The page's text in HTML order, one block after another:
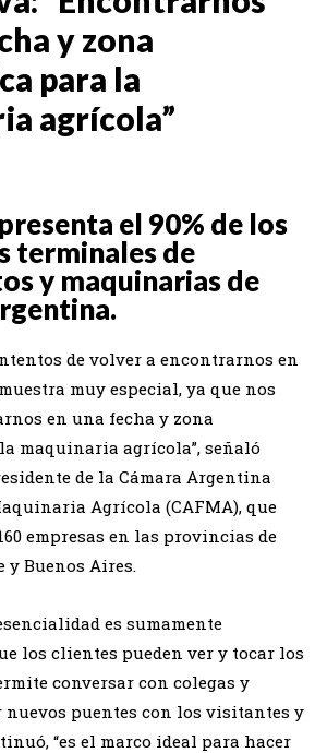
y zona
para la
agrícola”
el 90% de los
terminales de
y maquinarias de
de volver a encontrarnos en
muy especial, ya que nos
en una fecha y zona
maquinaria agrícola”, señaló
de la Cámara Argentina
Agrícola (CAFMA), que
empresas en las provincias de
y Buenos Aires.
es sumamente
los clientes pueden ver y tocar los
conversar con colegas y
nuevos puentes con los visitantes y
“es el marco ideal para hacer